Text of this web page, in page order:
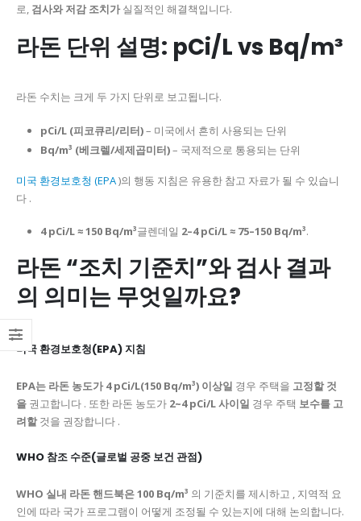
로, 검사와 저감 조치가실질적인 해결책입니다.
라돈 단위 설명: pCi/L vs Bq/m³
라돈 수치는 크게 두 가지 단위로 보고됩니다.
pCi/L (피코큐리/리터)– 미국에서 흔히 사용되는 단위
Bq/m³ (베크렐/세제곱미터)– 국제적으로 통용되는 단위
미국 환경보호청 (EPA)의 행동 지침은 유용한 참고 자료가 될 수 있습니
다 .
4 pCi/L ≈ 150 Bq/m³글렌데일 2–4 pCi/L ≈ 75–150 Bq/m³.
라돈 “조치 기준치”와 검사 결과
의 의미는 무엇일까요?
미국 환경보호청(EPA) 지침
EPA는 라돈 농도가 4 pCi/L(150 Bq/m³) 이상일 경우 주택을 고정할 것
을 권고합니다 . 또한 라돈 농도가 2~4 pCi/L 사이일 경우 주택 보수를 고
려할것을 권장합니다 .
WHO 참조 수준(글로벌 공중 보건 관점)
WHO 실내 라돈 핸드북은 100 Bq/m³ 의 기준치를 제시하고 , 지역적 요
인에 따라 국가 프로그램이 어떻게 조정될 수 있는지에 대해 논의합니다.